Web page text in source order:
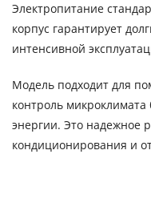
Электропитание
корпус гарантирует
интенсивной
Модель подходит для
контроль
энергии. Это надежное
кондиционирования и